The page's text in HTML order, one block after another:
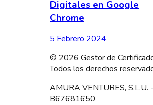
Digitales en Google
Chrome
5 Febrero 2024
© 2026 Gestor de
Todos los derechos
AMURA VENTURES, S.L.U. -
B67681650